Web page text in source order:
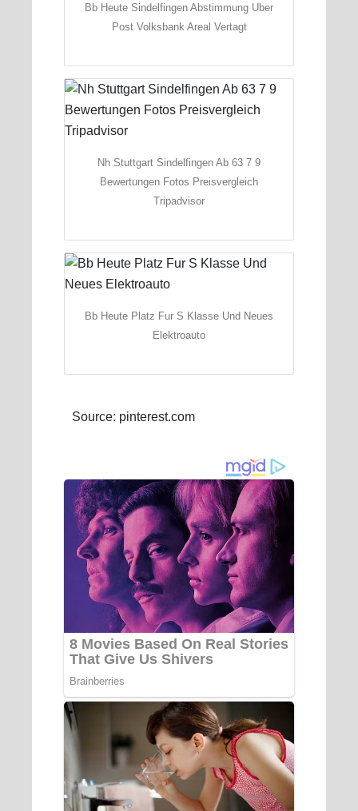
Bb Heute Sindelfingen Abstimmung Uber
Post Volksbank Areal Vertagt
Nh Stuttgart Sindelfingen Ab 63 7 9
Bewertungen Fotos Preisvergleich
Tripadvisor
Bb Heute Platz Fur S Klasse Und Neues
Elektroauto
Source: pinterest.com